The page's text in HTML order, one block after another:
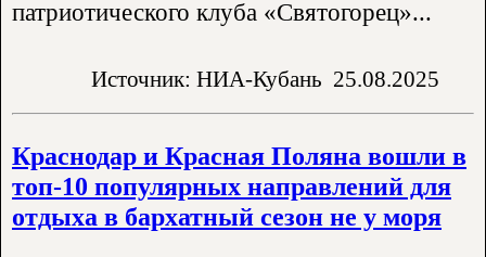
патриотического клуба «Святогорец»...
Источник: НИА-Кубань 25.08.2025
Краснодар и Красная Поляна вошли в
топ-10 популярных направлений для
отдыха в бархатный сезон не у моря